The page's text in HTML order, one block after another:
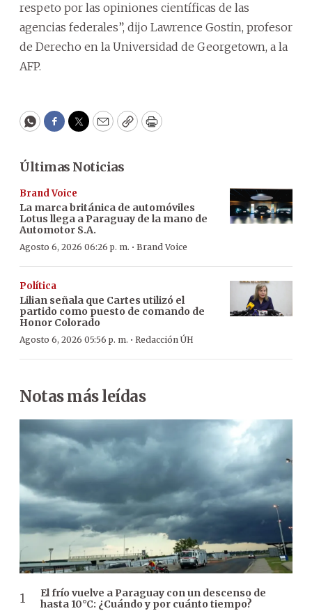
respeto por las opiniones científicas de las
agencias federales”, dijo Lawrence Gostin, profesor
de Derecho en la Universidad de Georgetown, a la
AFP.
WhatsApp
Facebook
Twitter
EmailCopyPrint
Últimas Noticias
Brand Voice
La marca británica de automóviles
Lotus llega a Paraguay de la mano de
Automotor S.A.
Agosto 6, 2026 06:26 p. m. · Brand Voice
Política
Lilian señala que Cartes utilizó el
partido como puesto de comando de
Honor Colorado
Agosto 6, 2026 05:56 p. m. · Redacción ÚH
Notas más leídas
El frío vuelve a Paraguay con un descenso de
hasta 10°C: ¿Cuándo y por cuánto tiempo?